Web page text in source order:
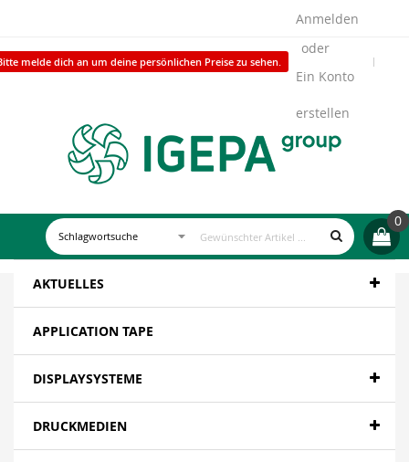
melde dich an um deine persönlichen Preise zu sehen.
Anmelden
Ein Konto
erstellen
0
AKTUELLES
APPLICATION TAPE
DISPLAYSYSTEME
DRUCKMEDIEN